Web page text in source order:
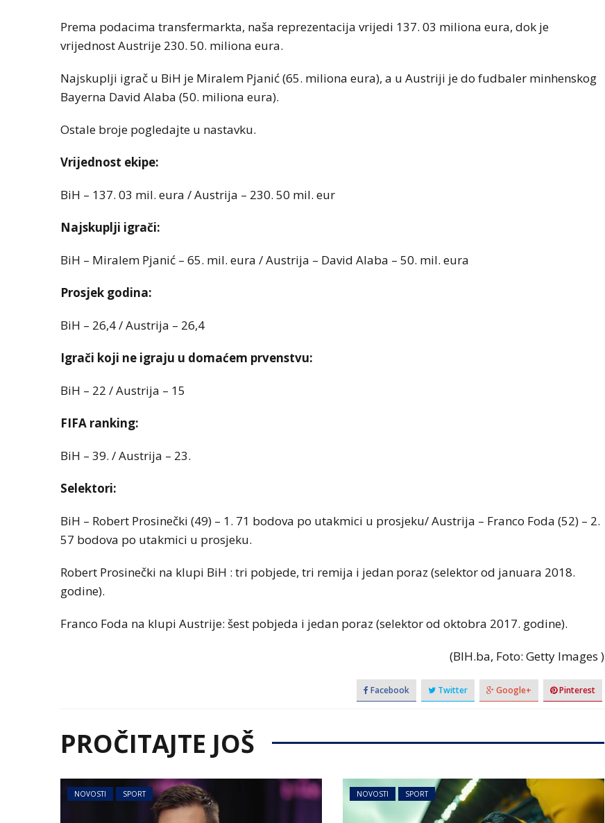
Prema podacima transfermarkta, naša reprezentacija vrijedi 137. 03 miliona eura, dok je
vrijednost Austrije 230. 50. miliona eura.
Najskuplji igrač u BiH je Miralem Pjanić (65. miliona eura), a u Austriji je do fudbaler minhenskog
Bayerna David Alaba (50. miliona eura).
Ostale broje pogledajte u nastavku.
Vrijednost ekipe:
BiH – 137. 03 mil. eura / Austrija – 230. 50 mil. eur
Najskuplji igrači:
BiH – Miralem Pjanić – 65. mil. eura / Austrija – David Alaba – 50. mil. eura
Prosjek godina:
BiH – 26,4 / Austrija – 26,4
Igrači koji ne igraju u domaćem prvenstvu:
BiH – 22 / Austrija – 15
FIFA ranking:
BiH – 39. / Austrija – 23.
Selektori:
BiH – Robert Prosinečki (49) – 1. 71 bodova po utakmici u prosjeku/ Austrija – Franco Foda (52) – 2.
57 bodova po utakmici u prosjeku.
Robert Prosinečki na klupi BiH : tri pobjede, tri remija i jedan poraz (selektor od januara 2018.
godine).
Franco Foda na klupi Austrije: šest pobjeda i jedan poraz (selektor od oktobra 2017. godine).
(BIH.ba, Foto: Getty Images )
Facebook Twitter Google+ Pinterest
PROČITAJTE JOŠ
NOVOSTI SPORT NOVOSTI SPORT